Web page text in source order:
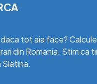
tot aia face?
din Romania. Stim ca
Slatina.